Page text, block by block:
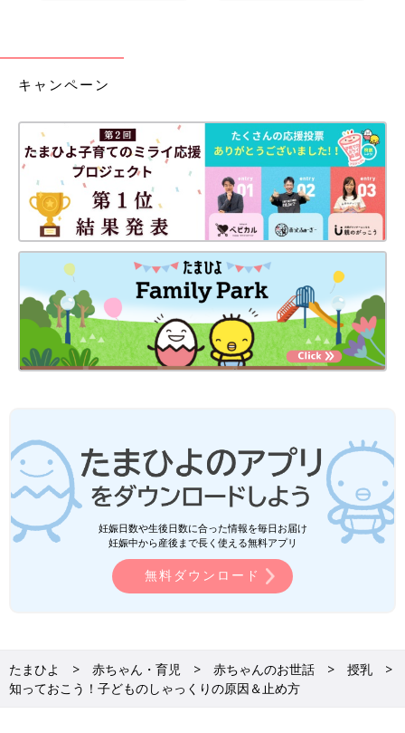
キャンペーン
妊娠日数や生後日数に合った情報を毎日お届け
妊娠中から産後まで長く使える無料アプリ
無料ダウンロード
たまひよ 赤ちゃん・育児 赤ちゃんのお世話
授乳
知っておこう！子どものしゃっくりの原因＆止め方